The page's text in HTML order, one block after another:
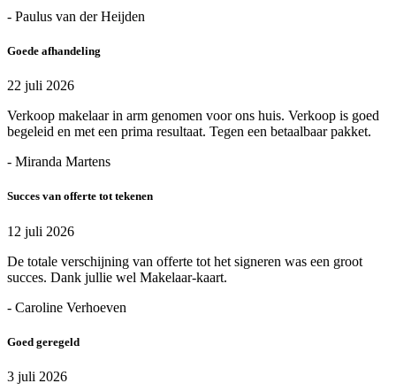
- Paulus van der Heijden
Goede afhandeling
22 juli 2026
Verkoop makelaar in arm genomen voor ons huis. Verkoop is goed
begeleid en met een prima resultaat. Tegen een betaalbaar pakket.
- Miranda Martens
Succes van offerte tot tekenen
12 juli 2026
De totale verschijning van offerte tot het signeren was een groot
succes. Dank jullie wel Makelaar-kaart.
- Caroline Verhoeven
Goed geregeld
3 juli 2026